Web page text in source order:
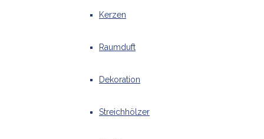
Kerzen
Raumduft
Dekoration
Streichhölzer